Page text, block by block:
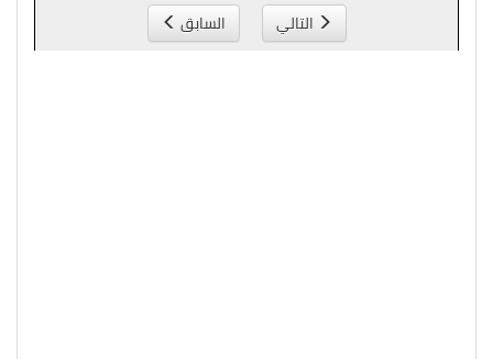
التالي السابق